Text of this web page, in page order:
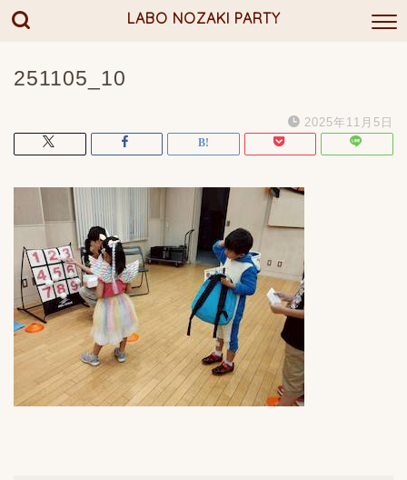
LABO NOZAKI PARTY
251105_10
2025年11月5日